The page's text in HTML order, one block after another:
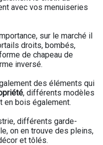
avec vos menuiseries
sur le marché il
droits, bombés,
de chapeau de
inversé.
des éléments qui
, différents modèles
en bois également.
différents garde-
on en trouve des pleins,
et tôlés.